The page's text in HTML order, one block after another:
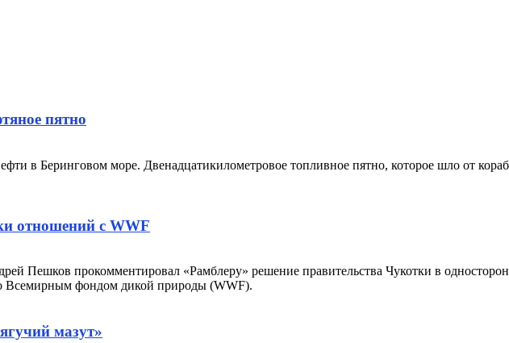
пятно
в Беринговом море. Двенадцатикилометровое топливное пятно, которое шло от
отношений с WWF
Пешков прокомментировал «Рамблеру» решение правительства Чукотки в
Всемирным фондом дикой природы (WWF).
мазут»